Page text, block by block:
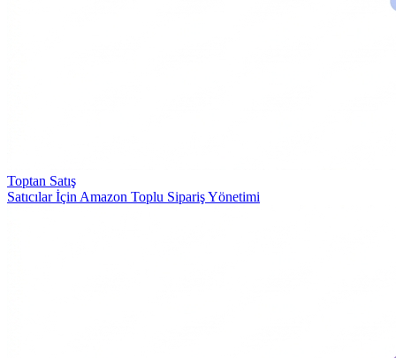
Toptan Satış
Satıcılar İçin Amazon Toplu Sipariş Yönetimi